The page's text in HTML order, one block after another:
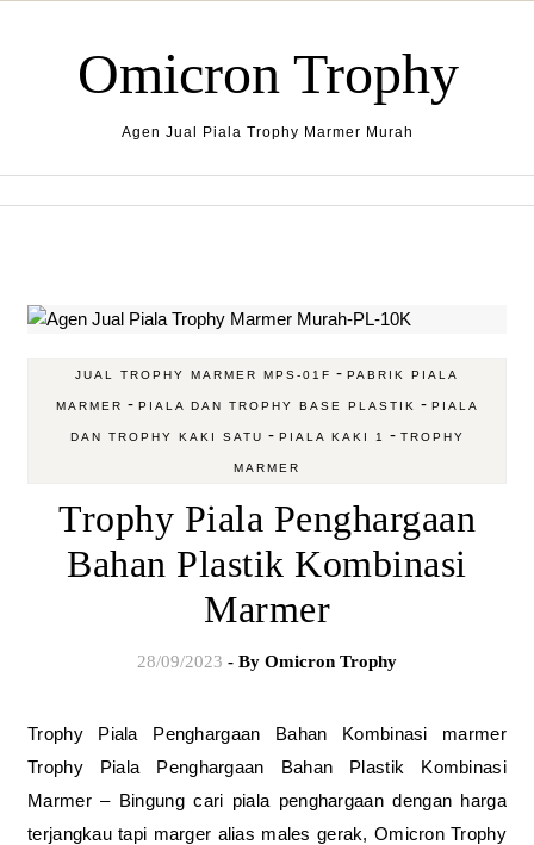
Omicron Trophy
Agen Jual Piala Trophy Marmer Murah
JUAL TROPHY MARMER MPS-01F - PABRIK PIALA
MARMER - PIALA DAN TROPHY BASE PLASTIK - PIALA
DAN TROPHY KAKI SATU - PIALA KAKI 1 - TROPHY
MARMER
Trophy Piala Penghargaan
Bahan Plastik Kombinasi
Marmer
28/09/2023 - By Omicron Trophy
Trophy Piala Penghargaan Bahan Kombinasi marmer
Trophy Piala Penghargaan Bahan Plastik Kombinasi
Marmer – Bingung cari piala penghargaan dengan harga
terjangkau tapi marger alias males gerak, Omicron Trophy